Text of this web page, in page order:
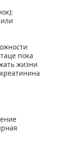
пока
жизни